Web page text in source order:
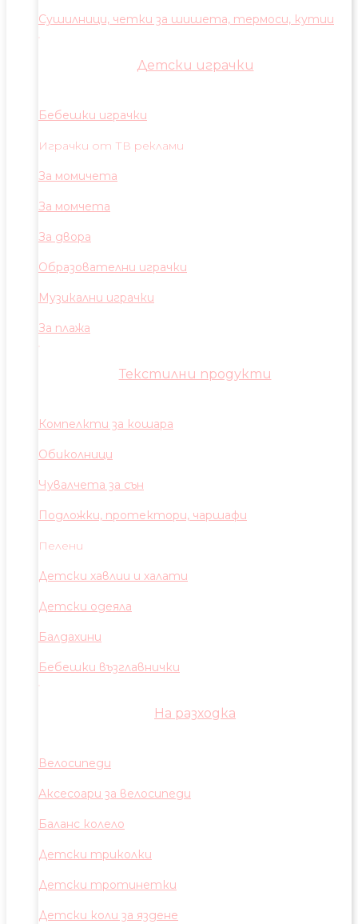
Сушилници, четки за шишета, термоси, кутии
Детски играчки
Бебешки играчки
Играчки от ТВ реклами
За момичета
За момчета
За двора
Образователни играчки
Музикални играчки
За плажа
Текстилни продукти
Компелкти за кошара
Обиколници
Чувалчета за сън
Подложки, протектори, чаршафи
Пелени
Детски хавлии и халати
Детски одеяла
Балдахини
Бебешки възглавнички
На разходка
Велосипеди
Аксесоари за велосипеди
Баланс колело
Детски триколки
Детски тротинетки
Детски коли за яздене